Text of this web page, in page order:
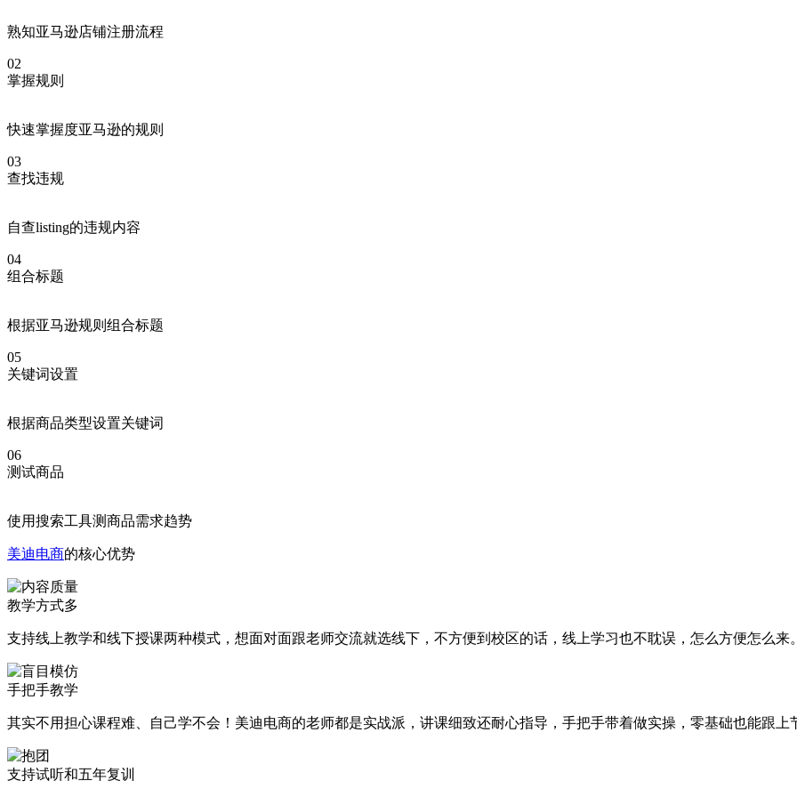
熟知亚马逊店铺注册流程
02
掌握规则
快速掌握度亚马逊的规则
03
查找违规
自查listing的违规内容
04
组合标题
根据亚马逊规则组合标题
05
关键词设置
根据商品类型设置关键词
06
测试商品
使用搜索工具测商品需求趋势
美迪电商的核心优势
教学方式多
支持线上教学和线下授课两种模式，想面对面跟老师交流就选线下，不方便到校区的话，线上学习也不耽误，怎么方便怎么来。
手把手教学
其实不用担心课程难、自己学不会！美迪电商的老师都是实战派，讲课细致还耐心指导，手把手带着做实操，零基础也能跟上
支持试听和五年复训